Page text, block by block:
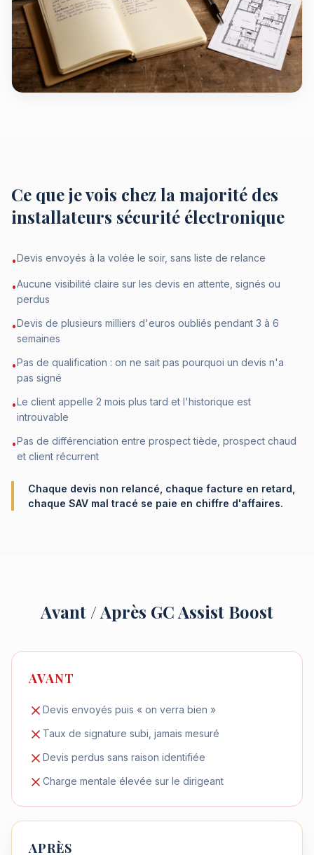
Ce que je vois chez la majorité des
installateurs sécurité électronique
•Devis envoyés à la volée le soir, sans liste de relance
•Aucune visibilité claire sur les devis en attente, signés ou
perdus
•Devis de plusieurs milliers d'euros oubliés pendant 3 à 6
semaines
•Pas de qualification : on ne sait pas pourquoi un devis n'a
pas signé
•Le client appelle 2 mois plus tard et l'historique est
introuvable
•Pas de différenciation entre prospect tiède, prospect chaud
et client récurrent
Chaque devis non relancé, chaque facture en retard,
chaque SAV mal tracé se paie en chiffre d'affaires.
Avant / Après GC Assist Boost
AVANT
Devis envoyés puis « on verra bien »
Taux de signature subi, jamais mesuré
Devis perdus sans raison identifiée
Charge mentale élevée sur le dirigeant
APRÈS